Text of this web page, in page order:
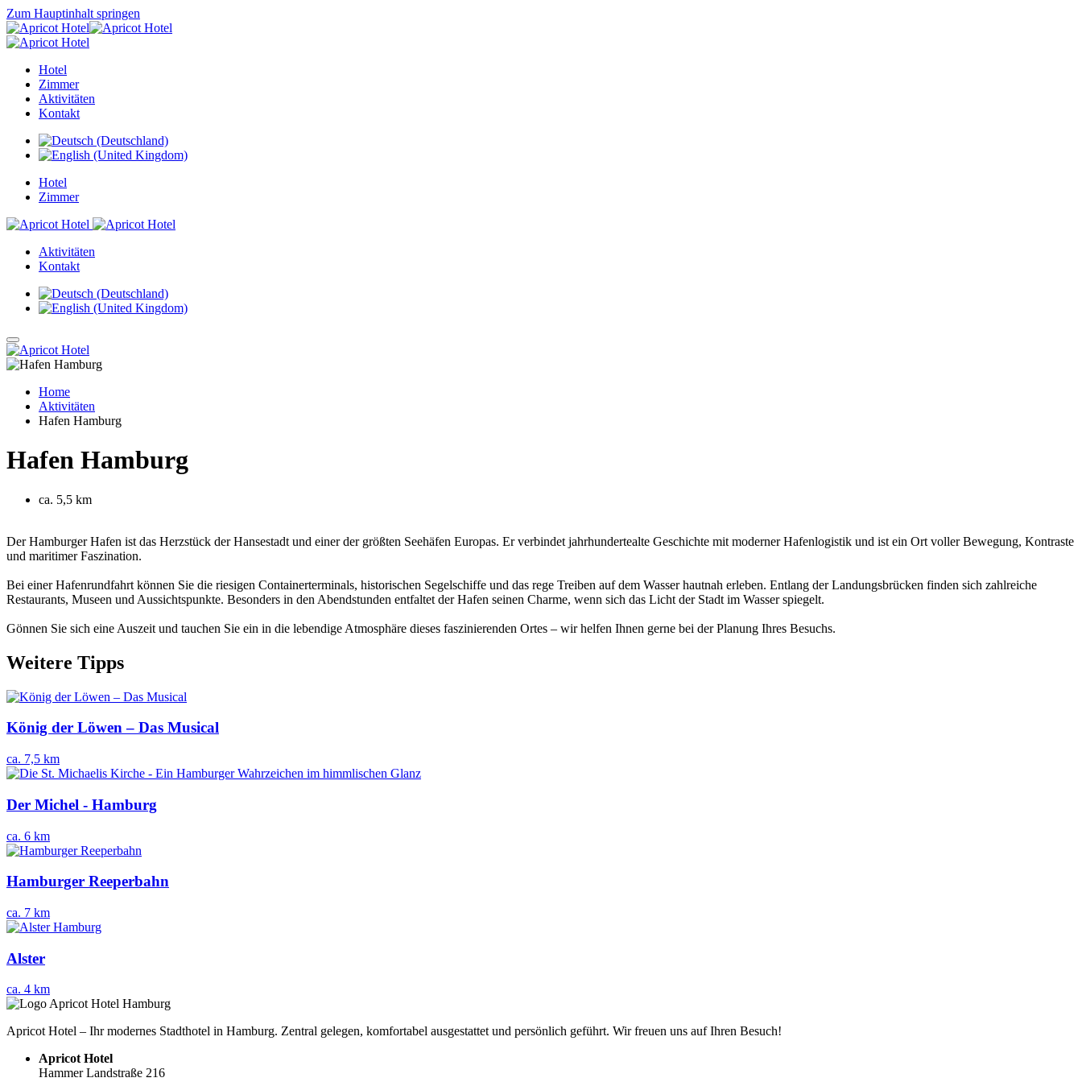
Zum Hauptinhalt springen
Hotel
Zimmer
Aktivitäten
Kontakt
Hotel
Zimmer
Aktivitäten
Kontakt
Home
Aktivitäten
Hafen Hamburg
Hafen Hamburg
ca. 5,5 km
Der Hamburger Hafen ist das Herzstück der Hansestadt und einer der größten Seehäfen Europas. Er verbindet jahrhundertealte Geschichte mit moderner Hafenlogistik und ist ein Ort voller Bewegung, Kontraste
und maritimer Faszination.
Bei einer Hafenrundfahrt können Sie die riesigen Containerterminals, historischen Segelschiffe und das rege Treiben auf dem Wasser hautnah erleben. Entlang der Landungsbrücken finden sich zahlreiche
Restaurants, Museen und Aussichtspunkte. Besonders in den Abendstunden entfaltet der Hafen seinen Charme, wenn sich das Licht der Stadt im Wasser spiegelt.
Gönnen Sie sich eine Auszeit und tauchen Sie ein in die lebendige Atmosphäre dieses faszinierenden Ortes – wir helfen Ihnen gerne bei der Planung Ihres Besuchs.
Weitere Tipps
König der Löwen – Das Musical
ca. 7,5 km
Der Michel - Hamburg
ca. 6 km
Hamburger Reeperbahn
ca. 7 km
Alster
ca. 4 km
Apricot Hotel – Ihr modernes Stadthotel in Hamburg. Zentral gelegen, komfortabel ausgestattet und persönlich geführt. Wir freuen uns auf Ihren Besuch!
Apricot Hotel
Hammer Landstraße 216